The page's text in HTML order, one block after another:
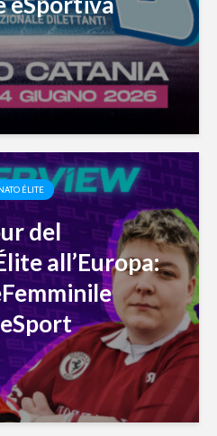
ÉLITE
del
all’Europa: